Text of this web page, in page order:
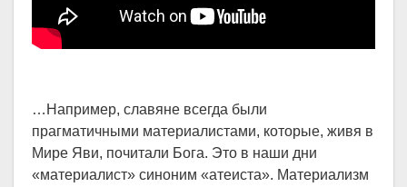
…Например, славяне всегда были
прагматичными материалистами, которые, живя в
Мире Яви, почитали Бога. Это в наши дни
«материалист» синоним «атеиста». Материализм